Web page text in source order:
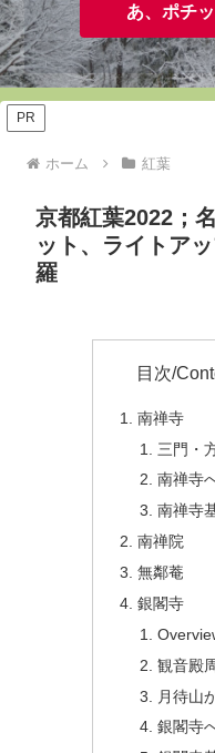
あ、ポチ
PR
ホーム 紅葉
京都紅葉2022；
ット、ライトア
羅
目次/
南禅寺
三門・
南禅寺
南禅寺
南禅院
無鄰菴
銀閣寺
観音殿
月待山
銀閣寺